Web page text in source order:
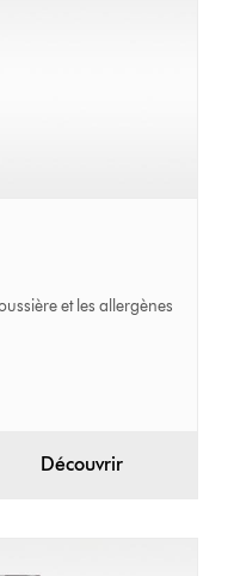
et les allergènes
Découvrir